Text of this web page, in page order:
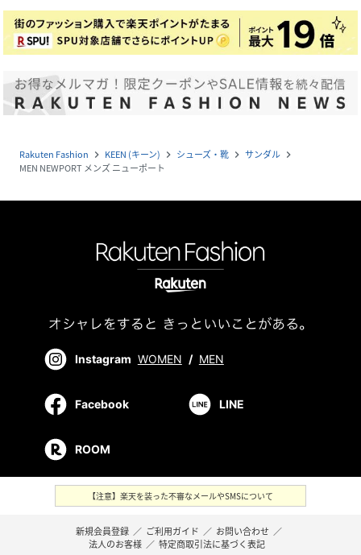
Rakuten Fashion navigate_next KEEN (キーン) navigate_next シューズ・靴 navigate_next サンダル navigate_next
MEN NEWPORT メンズ ニューポート
Instagram WOMEN / MEN
Facebook LINE
ROOM
【注意】楽天を装った不審なメールやSMSについて
新規会員登録 ／ ご利用ガイド ／ お問い合わせ ／
法人のお客様 ／ 特定商取引法に基づく表記